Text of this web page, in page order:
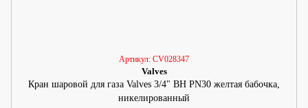
Артикул: CV028347
Valves
Кран шаровой для газа Valves 3/4" ВН PN30 желтая бабочка,
никелированный